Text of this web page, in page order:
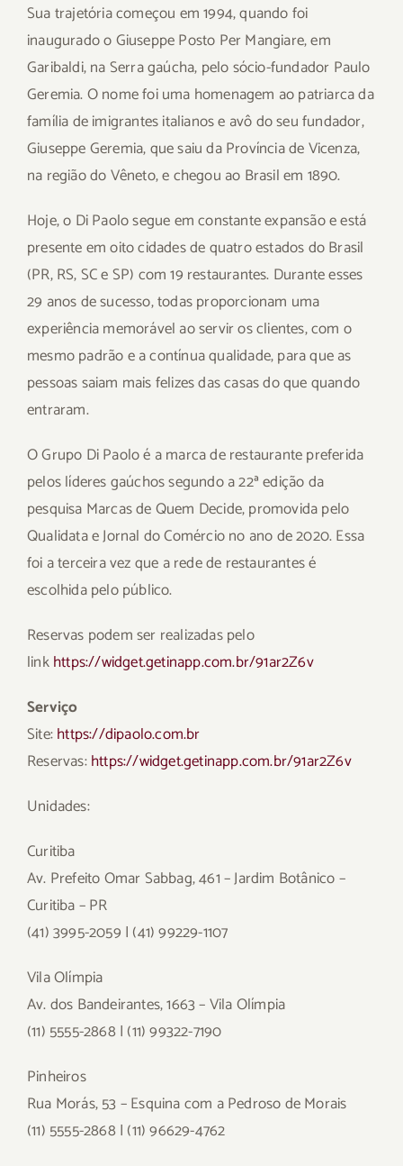
Sua trajetória começou em 1994, quando foi
inaugurado o Giuseppe Posto Per Mangiare, em
Garibaldi, na Serra gaúcha, pelo sócio-fundador Paulo
Geremia. O nome foi uma homenagem ao patriarca da
família de imigrantes italianos e avô do seu fundador,
Giuseppe Geremia, que saiu da Província de Vicenza,
na região do Vêneto, e chegou ao Brasil em 1890.
Hoje, o Di Paolo segue em constante expansão e está
presente em oito cidades de quatro estados do Brasil
(PR, RS, SC e SP) com 19 restaurantes. Durante esses
29 anos de sucesso, todas proporcionam uma
experiência memorável ao servir os clientes, com o
mesmo padrão e a contínua qualidade, para que as
pessoas saiam mais felizes das casas do que quando
entraram.
O Grupo Di Paolo é a marca de restaurante preferida
pelos líderes gaúchos segundo a 22ª edição da
pesquisa Marcas de Quem Decide, promovida pelo
Qualidata e Jornal do Comércio no ano de 2020. Essa
foi a terceira vez que a rede de restaurantes é
escolhida pelo público.
Reservas podem ser realizadas pelo
linkhttps://widget.getinapp.com.br/91ar2Z6v
Serviço
Site:https://dipaolo.com.br
Reservas:https://widget.getinapp.com.br/91ar2Z6v
Unidades:
Curitiba
Av. Prefeito Omar Sabbag, 461 – Jardim Botânico –
Curitiba – PR
(41) 3995-2059 | (41) 99229-1107
Vila Olímpia
Av. dos Bandeirantes, 1663 – Vila Olímpia
(11) 5555-2868 | (11) 99322-7190
Pinheiros
Rua Morás, 53 – Esquina com a Pedroso de Morais
(11) 5555-2868 | (11) 96629-4762